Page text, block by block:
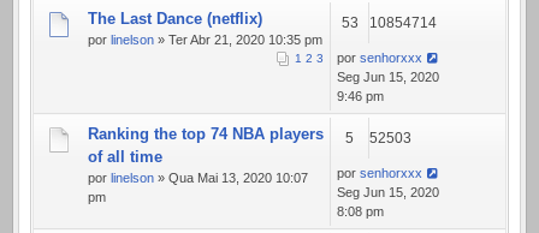
The Last Dance (netflix)
por linelson » Ter Abr 21, 2020 10:35 pm
1 2 3
53 10854714
por senhorxxx
Seg Jun 15, 2020
9:46 pm
Ranking the top 74 NBA players
of all time
por linelson » Qua Mai 13, 2020 10:07
pm
5 52503
por senhorxxx
Seg Jun 15, 2020
8:08 pm